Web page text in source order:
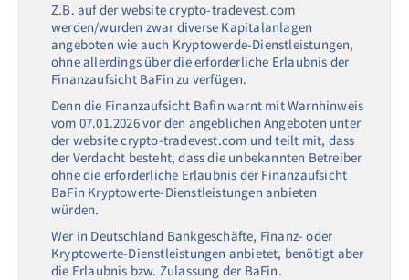
Z.B. auf der website crypto-tradevest.com
werden/wurden zwar diverse Kapitalanlagen
angeboten wie auch Kryptowerde-Dienstleistungen,
ohne allerdings über die erforderliche Erlaubnis der
Finanzaufsicht BaFin zu verfügen.
Denn die Finanzaufsicht Bafin warnt mit Warnhinweis
vom 07.01.2026 vor den angeblichen Angeboten unter
der website crypto-tradevest.com und teilt mit, dass
der Verdacht besteht, dass die unbekannten Betreiber
ohne die erforderliche Erlaubnis der Finanzaufsicht
BaFin Kryptowerte-Dienstleistungen anbieten
würden.
Wer in Deutschland Bankgeschäfte, Finanz- oder
Kryptowerte-Dienstleistungen anbietet, benötigt aber
die Erlaubnis bzw. Zulassung der BaFin.